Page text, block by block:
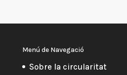
Menú de Navegació
Sobre la circularitat